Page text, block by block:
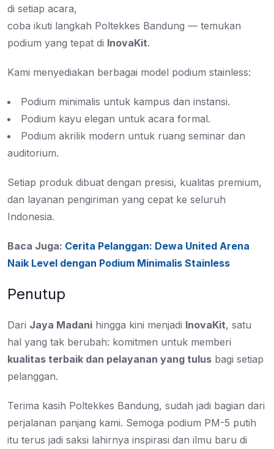
di setiap acara,
coba ikuti langkah Poltekkes Bandung — temukan
podium yang tepat di InovaKit.
Kami menyediakan berbagai model podium stainless:
Podium minimalis untuk kampus dan instansi.
Podium kayu elegan untuk acara formal.
Podium akrilik modern untuk ruang seminar dan
auditorium.
Setiap produk dibuat dengan presisi, kualitas premium,
dan layanan pengiriman yang cepat ke seluruh
Indonesia.
Baca Juga: Cerita Pelanggan: Dewa United Arena
Naik Level dengan Podium Minimalis Stainless
Penutup
Dari Jaya Madani hingga kini menjadi InovaKit, satu
hal yang tak berubah: komitmen untuk memberi
kualitas terbaik dan pelayanan yang tulus bagi setiap
pelanggan.
Terima kasih Poltekkes Bandung, sudah jadi bagian dari
perjalanan panjang kami. Semoga podium PM-5 putih
itu terus jadi saksi lahirnya inspirasi dan ilmu baru di